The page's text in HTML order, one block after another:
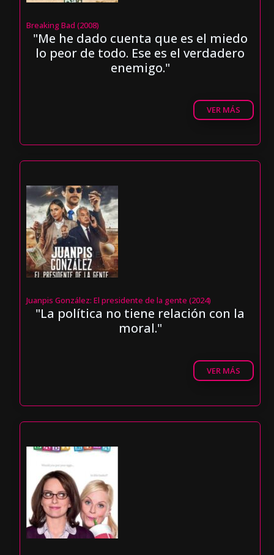
Breaking Bad (2008)
"Me he dado cuenta que es el miedo
lo peor de todo. Ese es el verdadero
enemigo."
VER MÁS
Juanpis González: El presidente de la gente (2024)
"La política no tiene relación con la
moral."
VER MÁS